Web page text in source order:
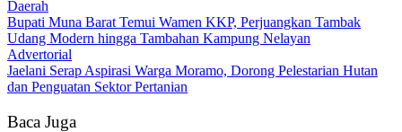
Daerah
‎Bupati Muna Barat Temui Wamen KKP, Perjuangkan Tambak
Udang Modern hingga Tambahan Kampung Nelayan
Advertorial
Jaelani Serap Aspirasi Warga Moramo, Dorong Pelestarian Hutan
dan Penguatan Sektor Pertanian
Baca Juga